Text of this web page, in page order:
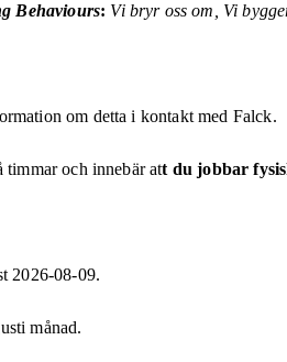
Behaviours: Vi bryr oss om, Vi
om detta i kontakt med Falck.
timmar och innebär att du jobbar
2026-08-09.
månad.